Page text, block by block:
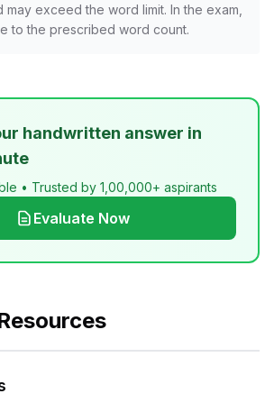
may exceed the word limit. In the exam,
to the prescribed word count.
handwritten answer in
• Trusted by 1,00,000+ aspirants
Evaluate Now